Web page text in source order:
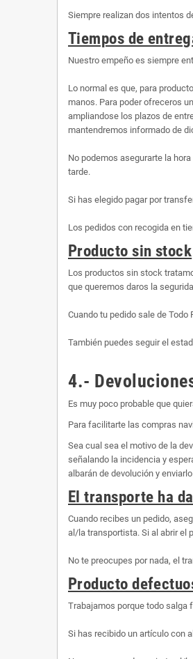
Siempre realizan dos intentos
Tiempos de
Nuestro empeño es siempre
Lo normal es que, para
manos. Para poder ofreceros
ampliandose los plazos de
mantendremos informado de
No podemos asegurarte la
tarde.
Si has elegido pagar por
Los pedidos con recogida en
Producto sin stock
Los productos sin stock
que queremos daros la
Cuando tu pedido sale de
También puedes seguir el
4.-
Es muy poco probable que
Para facilitarte las compras
Sea cual sea el motivo de la
señalando la incidencia y
albarán de devolución y
El transporte ha
Cuando recibes un pedido,
al/la transportista. Si al abrir el
No te preocupes por nada, el
Producto
Trabajamos porque todo salga
Si has recibido un artículo con